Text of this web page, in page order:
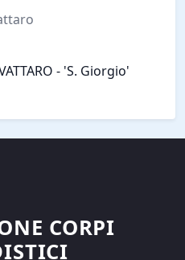
- 'S. Giorgio'
CORPI